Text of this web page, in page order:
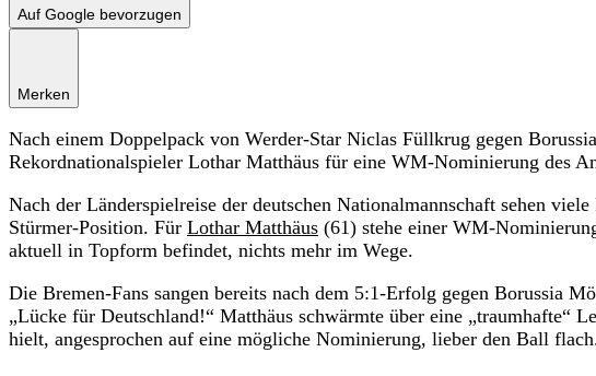
Auf Google bevorzugen
Merken
Nach einem Doppelpack von Werder-Star Niclas Füllkrug gegen
Rekordnationalspieler Lothar Matthäus für eine WM-Nominierung des
Nach der Länderspielreise der deutschen Nationalmannschaft sehen
Stürmer-Position. Für Lothar Matthäus (61) stehe einer WM-
aktuell in Topform befindet, nichts mehr im Wege.
Die Bremen-Fans sangen bereits nach dem 5:1-Erfolg gegen Borussia
„Lücke für Deutschland!“ Matthäus schwärmte über eine „traumhafte“
hielt, angesprochen auf eine mögliche Nominierung, lieber den Ball